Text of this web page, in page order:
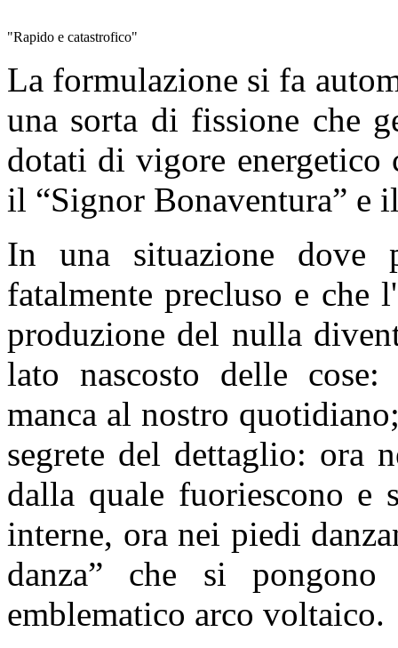
"Rapido e catastrofico"
La formulazione si fa
una sorta di fissione che
dotati di vigore energetico
il “Signor Bonaventura” e
In una situazione dove
fatalmente precluso e che
produzione del nulla
lato nascosto delle cose:
manca al nostro
segrete del dettaglio: ora
dalla quale fuoriescono e
interne, ora nei piedi
danza” che si
emblematico arco voltaico.